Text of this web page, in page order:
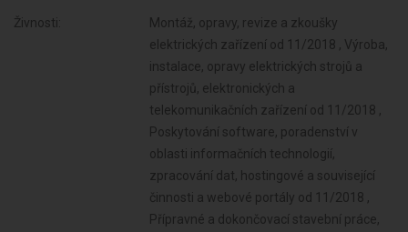
Živnosti:
Montáž, opravy, revize a zkoušky
elektrických zařízení od 11/2018 , Výroba,
instalace, opravy elektrických strojů a
přístrojů, elektronických a
telekomunikačních zařízení od 11/2018 ,
Poskytování software, poradenství v
oblasti informačních technologií,
zpracování dat, hostingové a související
činnosti a webové portály od 11/2018 ,
Přípravné a dokončovací stavební práce,